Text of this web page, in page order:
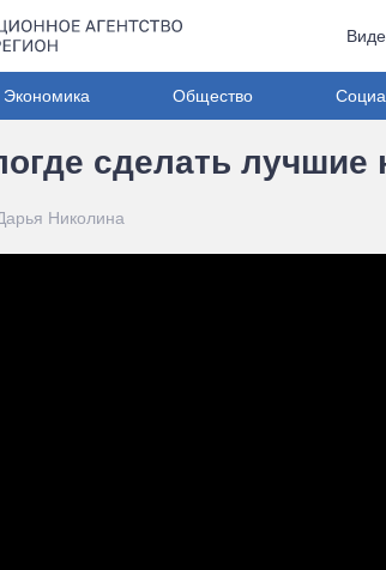
Экономика Общество
сделать лучшие
Николина